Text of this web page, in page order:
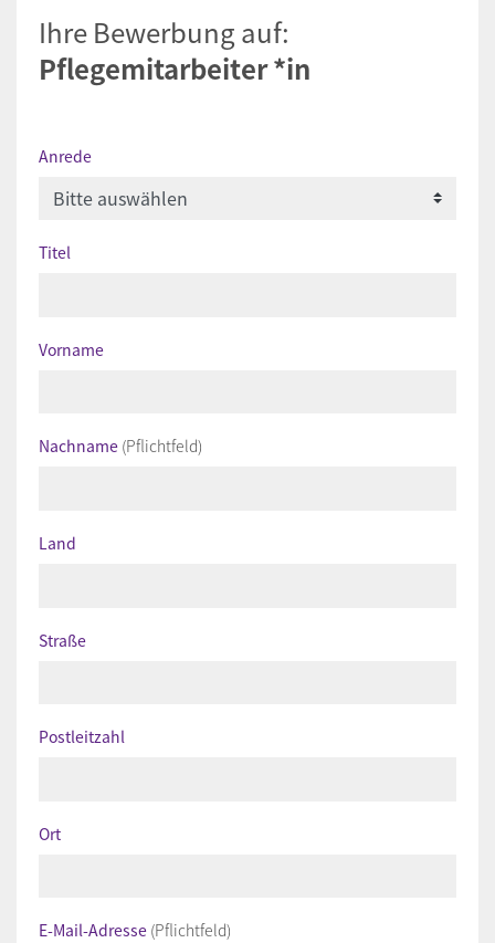
Ihre Bewerbung auf:
Pflegemitarbeiter *in
Anrede
Titel
Vorname
Nachname (Pflichtfeld)
Land
Straße
Postleitzahl
Ort
E-Mail-Adresse (Pflichtfeld)